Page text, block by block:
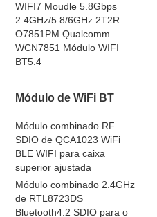
WIFI7 Moudle 5.8Gbps
2.4GHz/5.8/6GHz 2T2R
O7851PM Qualcomm
WCN7851 Módulo WIFI
BT5.4
Módulo de WiFi BT
Módulo combinado RF
SDIO de QCA1023 WiFi
BLE WIFI para caixa
superior ajustada
Módulo combinado 2.4GHz
de RTL8723DS
Bluetooth4.2 SDIO para o